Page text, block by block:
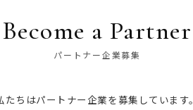
Become a Partner
パートナー企業募集
たちはパートナー企業を募集しています。